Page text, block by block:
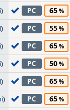
) PC 65
) PC 55
) PC 65
) PC 50
) PC 65
) PC 65